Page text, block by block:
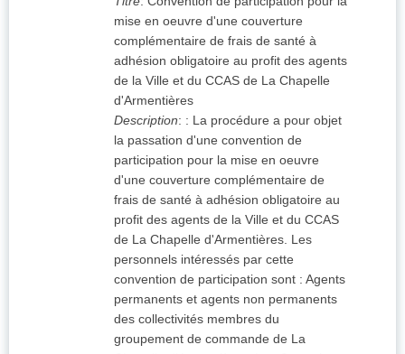
mise en oeuvre d'une couverture
complémentaire de frais de santé à
adhésion obligatoire au profit des agents
de la Ville et du CCAS de La Chapelle
d'Armentières
Description: : La procédure a pour objet
la passation d'une convention de
participation pour la mise en oeuvre
d'une couverture complémentaire de
frais de santé à adhésion obligatoire au
profit des agents de la Ville et du CCAS
de La Chapelle d'Armentières. Les
personnels intéressés par cette
convention de participation sont : Agents
permanents et agents non permanents
des collectivités membres du
groupement de commande de La